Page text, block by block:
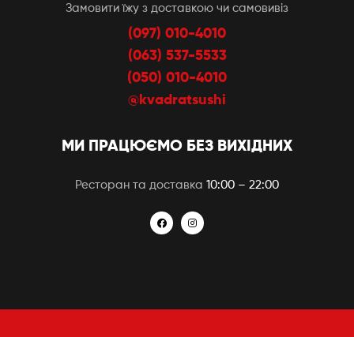
Замовити їжу з доставкою чи самовивіз
(097) 010-4010
(063) 537-5533
(050) 010-4010
@kvadratsushi
МИ ПРАЦЮЄМО БЕЗ ВИХІДНИХ
Ресторан та доставка 10:00 – 22:00